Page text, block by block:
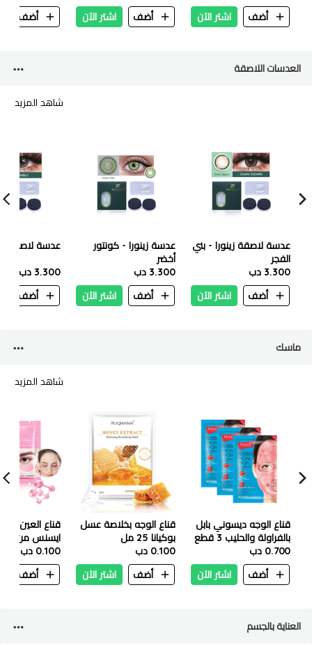
أضف
اشتر الآن
أضف
اشتر الآن
أضف
العدسات اللاصقة
شاهد المزيد
عدسة لاصقة زينورا - بني
الفجر
3.300 دب
أضف
اشتر الآن
عدسة زينورا - كونتور
أخضر
3.300 دب
أضف
اشتر الآن
عدسة لاصقة
3.300 دب
أضف
ماسك
شاهد المزيد
قناع الوجه ديسوني بابل
بالفراولة والحليب 3 قطع
0.700 دب
أضف
اشتر الآن
قناع الوجه بخلاصة عسل
بوكيانا 25 مل
0.100 دب
أضف
اشتر الآن
قناع العين
جم
0.100 دب
أضف
العناية بالجسم